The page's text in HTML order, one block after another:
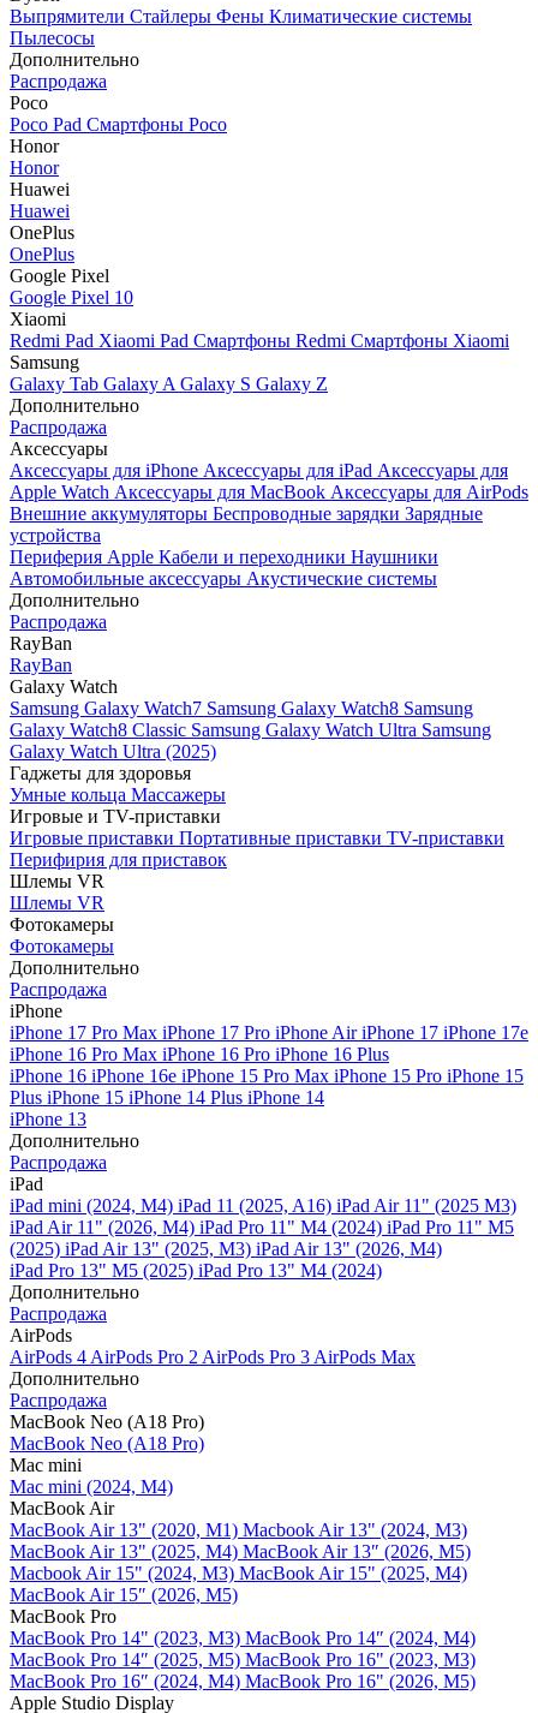
Выпрямители Стайлеры Фены Климатические системы
Пылесосы
Дополнительно
Распродажа
Poco
Poco Pad Смартфоны Poco
Honor
Honor
Huawei
Huawei
OnePlus
OnePlus
Google Pixel
Google Pixel 10
Xiaomi
Redmi Pad Xiaomi Pad Смартфоны Redmi Смартфоны Xiaomi
Samsung
Galaxy Tab Galaxy A Galaxy S Galaxy Z
Дополнительно
Распродажа
Аксессуары
Аксессуары для iPhone Аксессуары для iPad Аксессуары для
Apple Watch Аксессуары для MacBook Аксессуары для AirPods
Внешние аккумуляторы Беспроводные зарядки Зарядные
устройства
Периферия Apple Кабели и переходники Наушники
Автомобильные аксессуары Акустические системы
Дополнительно
Распродажа
RayBan
RayBan
Galaxy Watch
Samsung Galaxy Watch7 Samsung Galaxy Watch8 Samsung
Galaxy Watch8 Classic Samsung Galaxy Watch Ultra Samsung
Galaxy Watch Ultra (2025)
Гаджеты для здоровья
Умные кольца Массажеры
Игровые и TV-приставки
Игровые приставки Портативные приставки TV-приставки
Перифирия для приставок
Шлемы VR
Шлемы VR
Фотокамеры
Фотокамеры
Дополнительно
Распродажа
iPhone
iPhone 17 Pro Max iPhone 17 Pro iPhone AiriPhone 17 iPhone 17e
iPhone 16 Pro Max iPhone 16 Pro iPhone 16 Plus
iPhone 16 iPhone 16e iPhone 15 Pro Max iPhone 15 Pro iPhone 15
Plus iPhone 15 iPhone 14 Plus iPhone 14
iPhone 13
Дополнительно
Распродажа
iPad
iPad mini (2024, M4) iPad 11 (2025, A16) iPad Air 11" (2025 M3)
iPad Air 11" (2026, M4) iPad Pro 11" M4 (2024) iPad Pro 11" M5
(2025) iPad Air 13" (2025, M3) iPad Air 13" (2026, M4)
iPad Pro 13" M5 (2025) iPad Pro 13" M4 (2024)
Дополнительно
Распродажа
AirPods
AirPods 4 AirPods Pro 2 AirPods Pro 3 AirPods Max
Дополнительно
Распродажа
MacBook Neo (A18 Pro)
MacBook Neo (A18 Pro)
Mac mini
Mac mini (2024, M4)
MacBook Air
MacBook Air 13" (2020, M1) Macbook Air 13" (2024, M3)
MacBook Air 13" (2025, M4) MacBook Air 13″ (2026, M5)
Macbook Air 15" (2024, M3) MacBook Air 15" (2025, M4)
MacBook Air 15″ (2026, M5)
MacBook Pro
MacBook Pro 14" (2023, M3) MacBook Pro 14″ (2024, M4)
MacBook Pro 14″ (2025, M5) MacBook Pro 16" (2023, M3)
MacBook Pro 16″ (2024, M4) MacBook Pro 16" (2026, M5)
Apple Studio Display